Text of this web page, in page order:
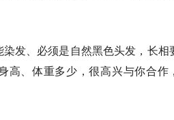
发、必须是自然黑色头发，长相
高、体重多少，很高兴与你合作